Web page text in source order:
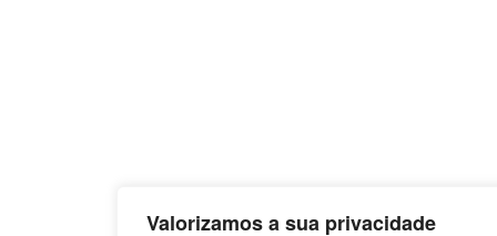
Valorizamos a sua privacidade